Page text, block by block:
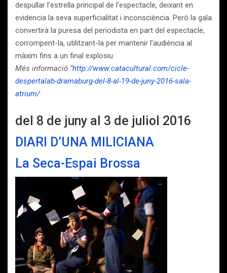
despullar l’estrella principal de l’espectacle, deixant en
evidencia la seva superficialitat i inconsciència. Però la gala
convertirà la puresa del periodista en part del espectacle,
corrompent-la, utilitzant-la per mantenir l’audiència al
màxim fins a un final explosiu
Més informació “http://www.catacultural.com/cicle-
despertalab-dramaburg-del-8-al-19-de-juny-2016-sala-
atrium/
del 8 de juny al 3 de juliol 2016
DIARI D’UNA MILICIANA
La Seca-Espai Brossa